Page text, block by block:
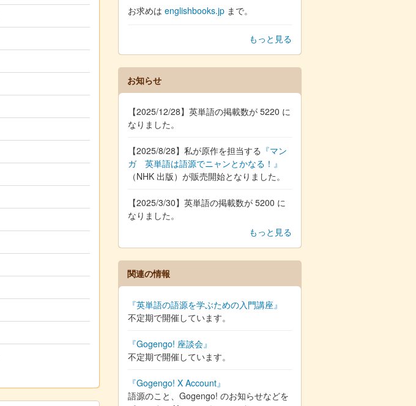
お求めは englishbooks.jp まで。
もっと見る
お知らせ
【2025/12/28】英単語の掲載数が 5220 に
なりました。
【2025/8/28】私が原作を担当する 『マン
ガ 英単語は語源でニャンとかなる！』
（NHK 出版）が販売開始となりました。
【2025/3/30】英単語の掲載数が 5200 に
なりました。
もっと見る
関連の情報
『英単語の語源を学ぶための入門講座』
不定期で開催しています。
『Gogengo! 座談会』
不定期で開催しています。
『Gogengo! X Account』
語源のこと、Gogengo! のお知らせなどを